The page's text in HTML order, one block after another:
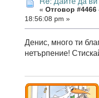
« Отговор #4466
18:56:08 pm »
Денис, много ти
нетърпение!